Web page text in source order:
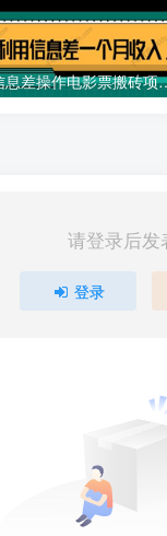
利用信息差操作电
请登录后发
登录